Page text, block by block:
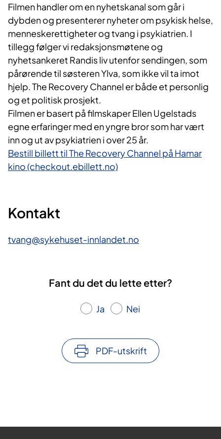
Filmen handler om en nyhetskanal som går i
dybden og presenterer nyheter om psykisk helse,
menneskerettigheter og tvang i psykiatrien. I
tillegg følger vi redaksjonsmøtene og
nyhetsankeret Randis liv utenfor sendingen, som
pårørende til søsteren Ylva, som ikke vil ta imot
hjelp. The Recovery Channel er både et personlig
og et politisk prosjekt.
Filmen er basert på filmskaper Ellen Ugelstads
egne erfaringer med en yngre bror som har vært
inn og ut av psykiatrien i over 25 år.
Bestill billett til The Recovery Channel på Hamar
kino (checkout.ebillett.no)
Kontakt
tvang@sykehuset-innlandet.no
Fant du det du lette etter?
Ja Nei
PDF-utskrift